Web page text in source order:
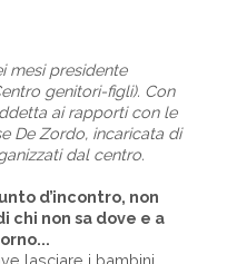
mesi presidente
genitori-figli). Con
ai rapporti con le
De Zordo, incaricata di
dal centro.
d’incontro, non
chi non sa dove e a
lasciare i bambini